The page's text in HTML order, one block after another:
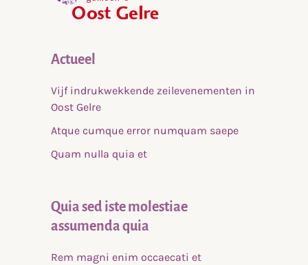
Actueel
Vijf indrukwekkende zeilevenementen in
Oost Gelre
Atque cumque error numquam saepe
Quam nulla quia et
Quia sed iste molestiae
assumenda quia
Rem magni enim occaecati et